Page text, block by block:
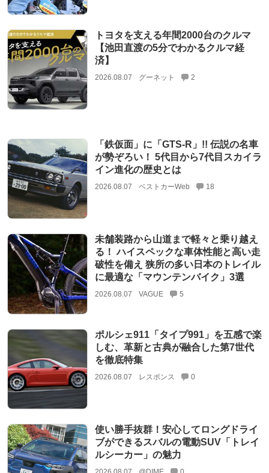
トヨタを支える年間2000台のクルマ
【池田直渡の5分でわかるクルマ経
済】
2026.08.07 グーネット 2
「鉄仮面」に「GTS-R」!! 伝説の名車
が勢ぞろい！ 5代目から7代目スカイラ
イン進化の歴史とは
2026.08.07 ベストカーWeb 18
未舗装路から山道まで軽々と乗り越え
る！ ハイスペックな車体性能と高い走
破性を備え 狭所の多い日本のトレイル
に最適な「マウンテンバイク」3選
2026.08.07 VAGUE 5
ポルシェ911「タイプ991」を五感で楽
しむ、革新と古典が融合した第7世代
を徹底特集
2026.08.07 レスポンス 0
使い勝手抜群！安心してロングドライ
ブができるスバルの電動SUV「トレイ
ルシーカー」の魅力